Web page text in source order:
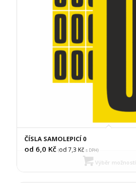
ČÍSLA SAMOLEPICÍ 0
od 6,0 Kč (od 7,3 Kčs DPH)
Výběr možností